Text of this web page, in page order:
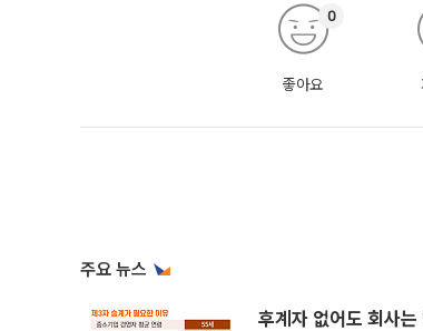
좋아요
0
주요 뉴스
후계자 없어도 회사